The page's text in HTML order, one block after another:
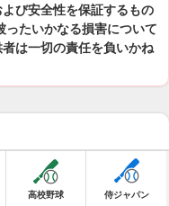
び安全性を保証するもの
たいかなる損害について
は一切の責任を負いかね
高校野球 侍ジャパン